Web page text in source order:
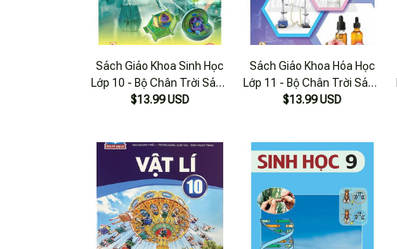
Sách Giáo Khoa Sinh Học
Lớp 10 - Bộ Chân Trời Sáng
Tạo
$13.99 USD
Sách Giáo Khoa Hóa Học
Lớp 11 - Bộ Chân Trời Sáng
Tạo
$13.99 USD